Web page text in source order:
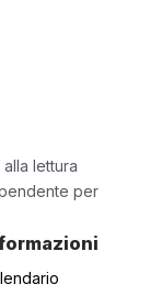
lettura
per